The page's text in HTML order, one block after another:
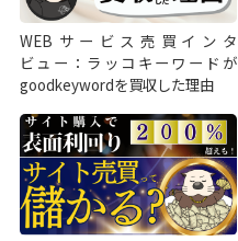
WEBサービス売買インタ
ビュー：ラッコキーワードが
goodkeywordを買収した理由